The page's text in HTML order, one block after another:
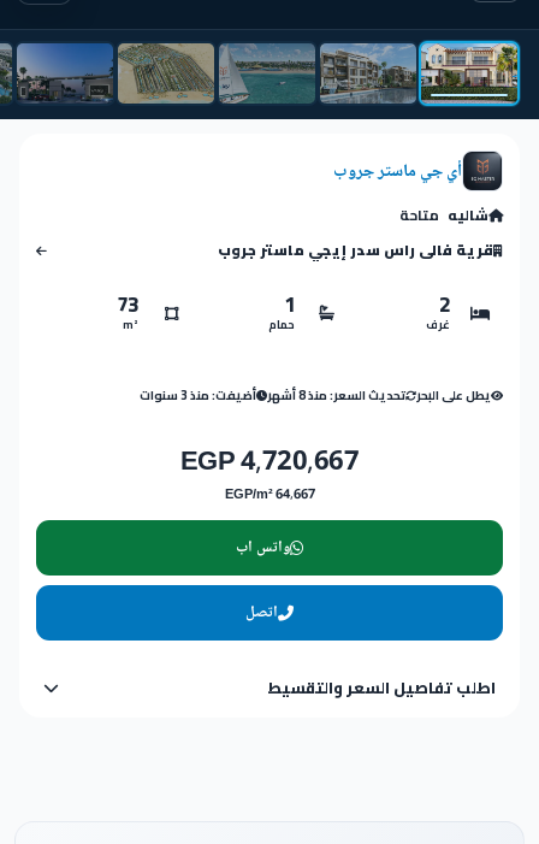
أي جي ماستر جروب
شاليه متاحة
قرية فالى راس سدر إيجي ماستر جروب
2
غرف
1
حمام
73
m²
يطل على البحر تحديث السعر: منذ 8 أشهر أضيفت: منذ 3 سنوات
4,720,667 EGP
64,667 EGP/m²
واتس اب
اتصل
اطلب تفاصيل السعر والتقسيط